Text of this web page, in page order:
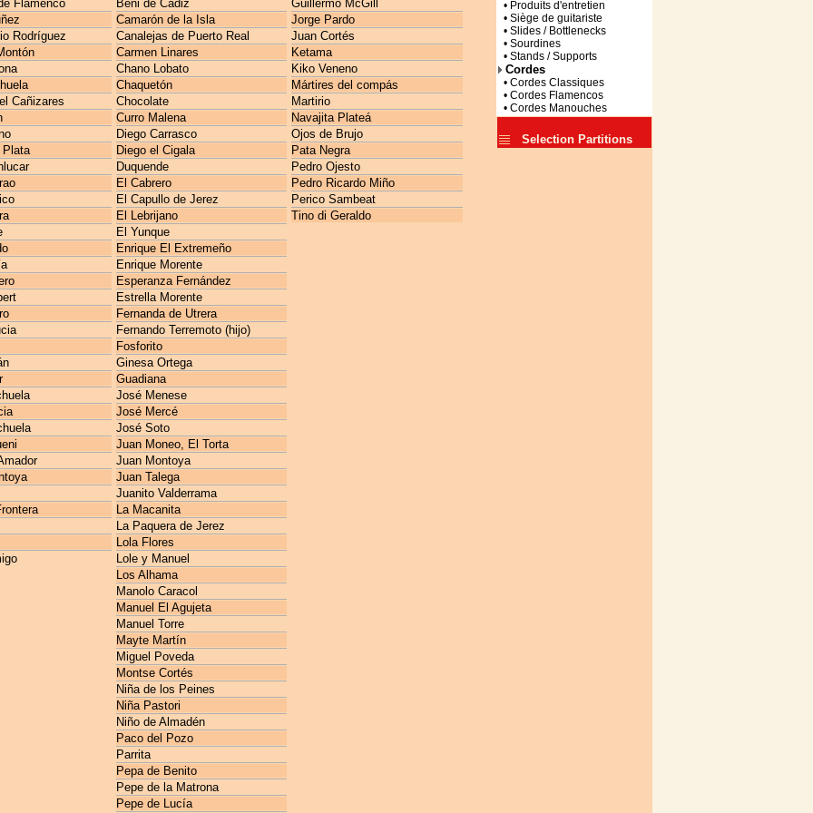
Flamenco
Rodríguez
Cañizares
Beni de Cádiz
Camarón de la Isla
Canalejas de Puerto Real
Carmen Linares
Chano Lobato
Chaquetón
Chocolate
Curro Malena
Diego Carrasco
Diego el Cigala
Duquende
El Cabrero
El Capullo de Jerez
El Lebrijano
El Yunque
Enrique El Extremeño
Enrique Morente
Esperanza Fernández
Estrella Morente
Fernanda de Utrera
Fernando Terremoto (hijo)
Fosforito
Ginesa Ortega
Guadiana
José Menese
José Mercé
José Soto
Juan Moneo, El Torta
Juan Montoya
Juan Talega
Juanito Valderrama
La Macanita
La Paquera de Jerez
Lola Flores
Lole y Manuel
Los Alhama
Manolo Caracol
Manuel El Agujeta
Manuel Torre
Mayte Martín
Miguel Poveda
Montse Cortés
Niña de los Peines
Niña Pastori
Niño de Almadén
Paco del Pozo
Parrita
Pepa de Benito
Pepe de la Matrona
Pepe de Lucía
Guillermo McGill
Jorge Pardo
Juan Cortés
Ketama
Kiko Veneno
Mártires del compás
Martirio
Navajita Plateá
Ojos de Brujo
Pata Negra
Pedro Ojesto
Pedro Ricardo Miño
Perico Sambeat
Tino di Geraldo
• Produits d'entretien
• Siège de guitariste
• Slides / Bottlenecks
• Sourdines
• Stands / Supports
Cordes
• Cordes Classiques
• Cordes Flamencos
• Cordes Manouches
Selection Partitions